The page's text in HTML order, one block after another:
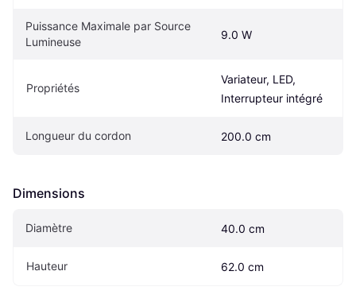
Puissance Maximale par Source
Lumineuse
9.0 W
Propriétés
Variateur, LED,
Interrupteur intégré
Longueur du cordon 200.0 cm
Dimensions
Diamètre 40.0 cm
Hauteur 62.0 cm